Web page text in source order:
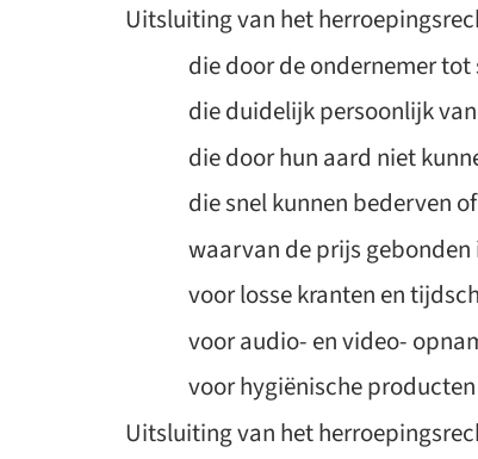
Uitsluiting van het
die door de ondernemer
die duidelijk persoonlijk
die door hun aard niet
die snel kunnen bederven
waarvan de prijs
voor losse kranten en
voor audio- en video-
voor hygiënische
Uitsluiting van het